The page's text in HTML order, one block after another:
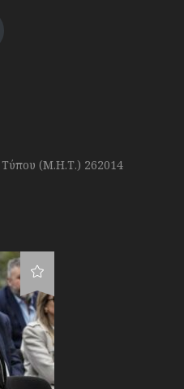
Τύπου (Μ.Η.Τ.) 262014